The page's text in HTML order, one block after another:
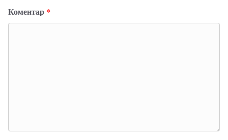
Коментар *